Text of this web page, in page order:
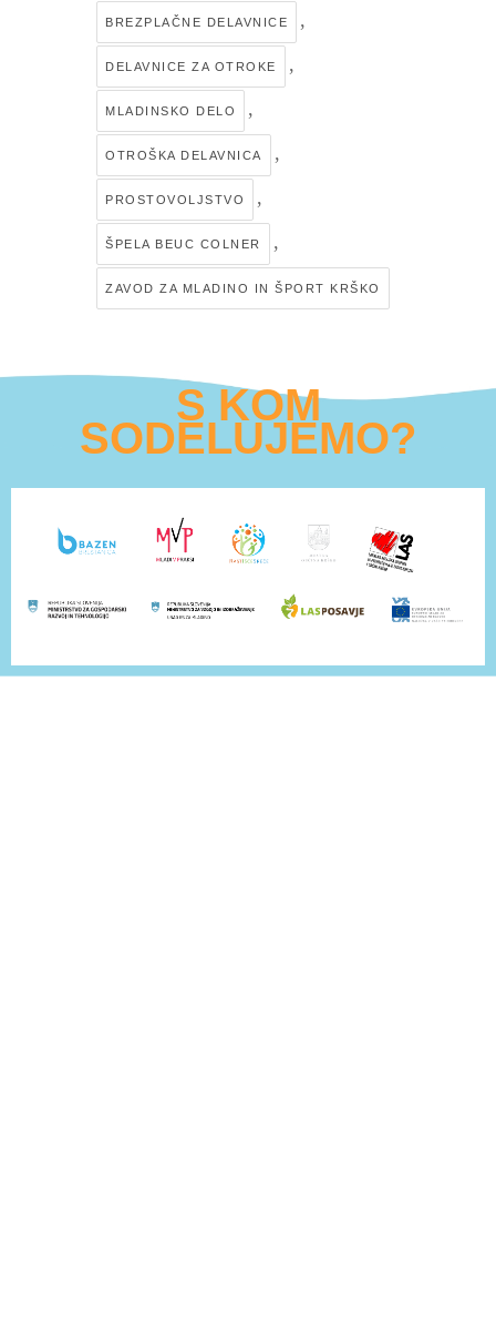
BREZPLAČNE DELAVNICE ,
DELAVNICE ZA OTROKE ,
MLADINSKO DELO ,
OTROŠKA DELAVNICA ,
PROSTOVOLJSTVO ,
ŠPELA BEUC COLNER ,
ZAVOD ZA MLADINO IN ŠPORT KRŠKO
S KOM
SODELUJEMO?